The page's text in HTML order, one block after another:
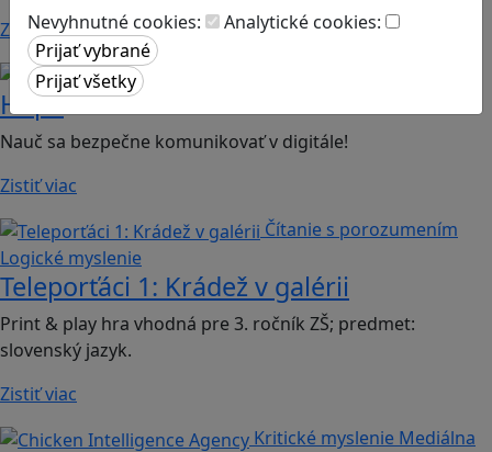
Nevyhnutné cookies:
Analytické cookies:
Zistiť viac
Bezpečnosť na internete
Hope
Nauč sa bezpečne komunikovať v digitále!
Zistiť viac
Čítanie s porozumením
Logické myslenie
Teleporťáci 1: Krádež v galérii
Print & play hra vhodná pre 3. ročník ZŠ; predmet:
slovenský jazyk.
Zistiť viac
Kritické myslenie Mediálna